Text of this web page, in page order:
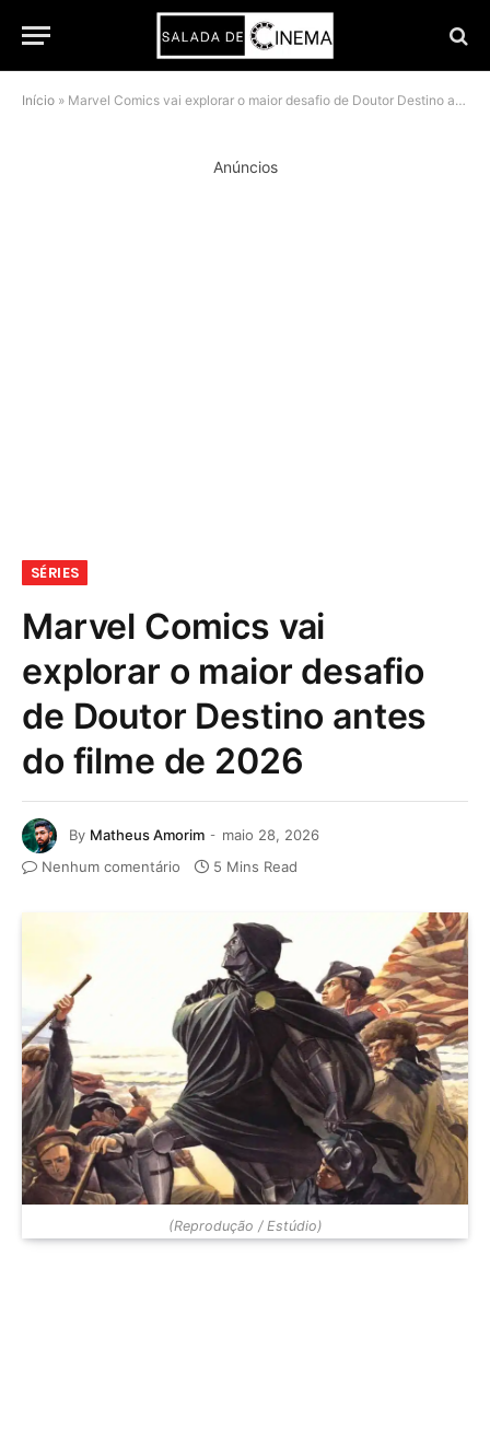
Início » Marvel Comics vai explorar o maior desafio de Doutor Destino antes do filme de 2026
Anúncios
SÉRIES
Marvel Comics vai
explorar o maior desafio
de Doutor Destino antes
do filme de 2026
By Matheus Amorim
maio 28, 2026
Nenhum comentário
5 Mins Read
(Reprodução / Estúdio)